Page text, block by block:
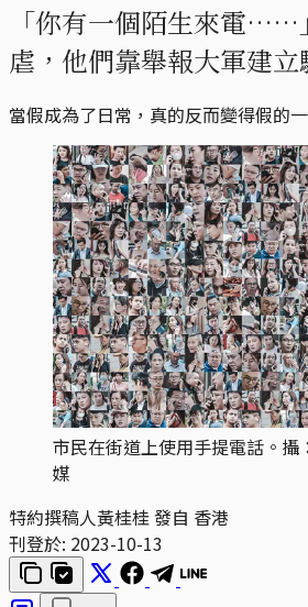
「你有一個陌生來電……
虐，他們靠舉報大軍建
當假成為了日常，真的反而變得假的
市民在街道上使用手提電話。攝
媒
特約撰稿人黃桂桂 發自 香港
刊登於: 2023-10-13